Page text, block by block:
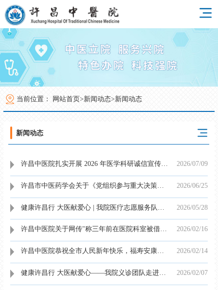
当前位置： 网站首页>新闻动态>新闻动态
新闻动态
许昌中医院扎实开展 2026 年医学科研诚信宣传周活动 2026/07/09
许昌市中医药学会关于《党组织参与重大决策事项清单》等两项制度审议结果的公示 2026/06/25
2026/05/28
许昌中医院关于网传"称三年前在医院科室被借款15万元至今未还"的情况说明 2026/02/16
许昌中医院恭祝全市人民新年快乐，福寿安康，马年大吉！ 2026/02/14
健康许昌行 大医献爱心——我院义诊团队走进滨河花园送健康 2026/02/07